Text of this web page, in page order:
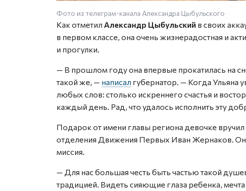
Фото из телеграм-канала Александра Цыбульского
Как отметил Александр Цыбульский в своих
в первом классе, она очень жизнерадостная и
и прогулки.
— В прошлом году она впервые прокатилась на
такой же, — написал губернатор. — Когда Ульяна
любых слов: столько искреннего счастья и
каждый день. Рад, что удалось исполнить эту
Подарок от имени главы региона девочке
отделения Движения Первых Иван Жернаков. Он
миссия.
— Для нас большая честь быть частью такой
традицией. Видеть сияющие глаза ребенка,